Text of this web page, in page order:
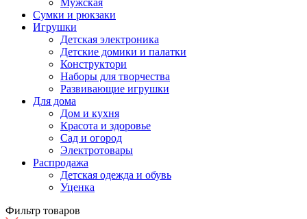
Сумки и рюкзаки
Игрушки
Детская электроника
Детские домики и палатки
Конструктори
Наборы для творчества
Развивающие игрушки
Для дома
Дом и кухня
Красота и здоровье
Сад и огород
Электротовары
Распродажа
Детская одежда и обувь
Уценка
Фильтр товаров